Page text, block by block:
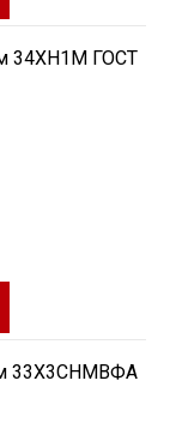
34ХН1М ГОСТ
33Х3СНМВФА